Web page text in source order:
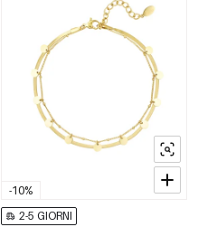
-10%
2-5 GIORNI